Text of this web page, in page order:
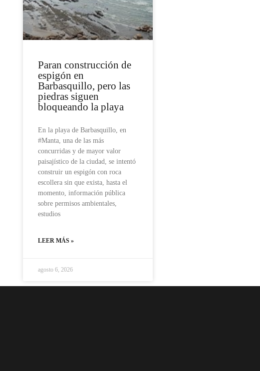
Paran construcción de
espigón en
Barbasquillo, pero las
piedras siguen
bloqueando la playa
En la playa de Barbasquillo, en
#Manta, una de las más
concurridas y de mayor valor
paisajístico de la ciudad, se intentó
construir un espigón con roca
escollera sin que exista, hasta el
momento, información pública
sobre permisos ambientales,
estudios
LEER MÁS »
agosto 6, 2026